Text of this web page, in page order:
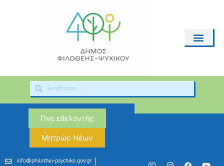
Γίνε εθελοντής
Μητρώο Νέων
info@philothei-psychiko.gov.gr